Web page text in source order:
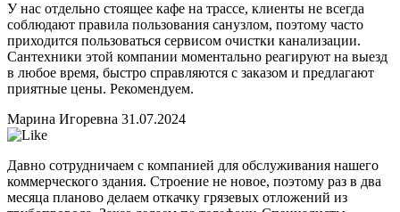
У нас отдельно стоящее кафе на трассе, клиенты не всегда
соблюдают правила пользования санузлом, поэтому часто
приходится пользоваться сервисом очистки канализации.
Сантехники этой компании моментально реагируют на выезд
в любое время, быстро справляются с заказом и предлагают
приятные цены. Рекомендуем.
Марина Игоревна 31.07.2024
Давно сотрудничаем с компанией для обслуживания нашего
коммерческого здания. Строение не новое, поэтому раз в два
месяца планово делаем откачку грязевых отложений из